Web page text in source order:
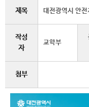
교
제목 대전광역시 안
작성
자
교학부
첨부